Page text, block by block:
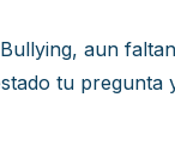
aun
tu